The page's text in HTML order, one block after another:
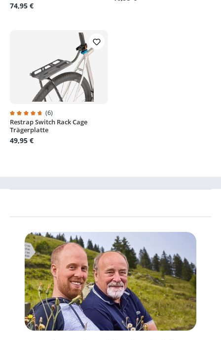
74,95 €
Durchschnittliche Bewertung von 4.8 von 5 Sternen
(6)
Restrap Switch Rack Cage
Trägerplatte
49,95 €